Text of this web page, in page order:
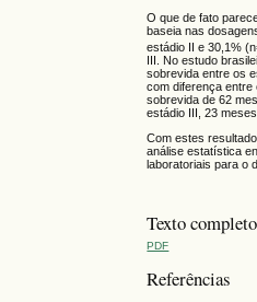
O que de fato
baseia nas
estádio II e 30,1%
III. No estudo
sobrevida entre os
com diferença
sobrevida de 62
estádio III, 23 meses.
Com estes
análise estatística
laboratoriais para o
Texto
PDF
Referências